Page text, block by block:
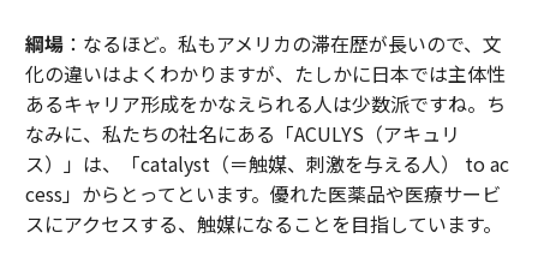
綱場：なるほど。私もアメリカの滞在歴が長いので、文
化の違いはよくわかりますが、たしかに日本では主体性
あるキャリア形成をかなえられる人は少数派ですね。ち
なみに、私たちの社名にある「ACULYS（アキュリ
ス）」は、「catalyst（＝触媒、刺激を与える人） to ac
cess」からとってといます。優れた医薬品や医療サービ
スにアクセスする、触媒になることを目指しています。